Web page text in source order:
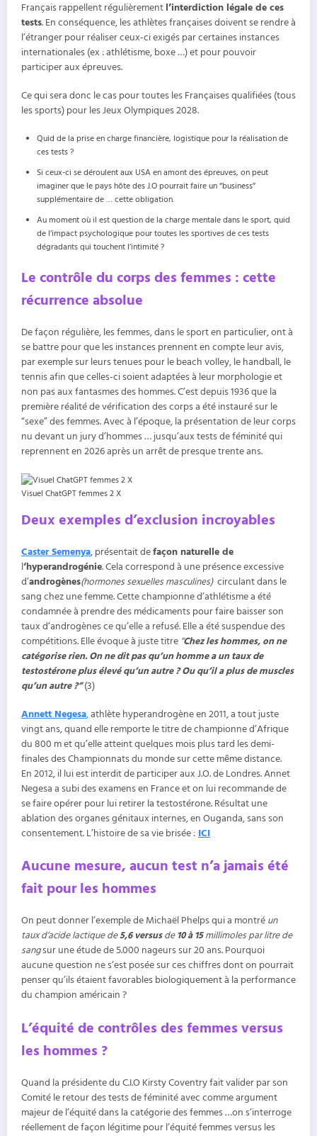
Français rappellent régulièrement l’interdiction légale de ces
tests. En conséquence, les athlètes françaises doivent se rendre à
l’étranger pour réaliser ceux-ci exigés par certaines instances
internationales (ex : athlétisme, boxe …) et pour pouvoir
participer aux épreuves.
Ce qui sera donc le cas pour toutes les Françaises qualifiées (tous
les sports) pour les Jeux Olympiques 2028.
Quid de la prise en charge financière, logistique pour la réalisation de
ces tests ?
Si ceux-ci se déroulent aux USA en amont des épreuves, on peut
imaginer que le pays hôte des J.O pourrait faire un “business”
supplémentaire de … cette obligation.
Au moment où il est question de la charge mentale dans le sport, quid
de l’impact psychologique pour toutes les sportives de ces tests
dégradants qui touchent l’intimité ?
Le contrôle du corps des femmes : cette
récurrence absolue
De façon régulière, les femmes, dans le sport en particulier, ont à
se battre pour que les instances prennent en compte leur avis,
par exemple sur leurs tenues pour le beach volley, le handball, le
tennis afin que celles-ci soient adaptées à leur morphologie et
non pas aux fantasmes des hommes. C’est depuis 1936 que la
première réalité de vérification des corps a été instauré sur le
“sexe” des femmes. Avec à l’époque, la présentation de leur corps
nu devant un jury d’hommes … jusqu’aux tests de féminité qui
reprennent en 2026 après un arrêt de presque trente ans.
Visuel ChatGPT femmes 2 X
Deux exemples d’exclusion incroyables
Caster Semenya, présentait defaçon naturelle de
l‘hyperandrogénie. Cela correspond à une présence excessive
d’androgènes(hormones sexuelles masculines)circulant dans le
sang chez une femme. Cette championne d’athlétisme a été
condamnée à prendre des médicaments pour faire baisser son
taux d’androgènes ce qu’elle a refusé. Elle a été suspendue des
compétitions. Elle évoque à juste titre “Chez les hommes, on ne
catégorise rien. On ne dit pas qu’un homme a un taux de
testostérone plus élevé qu’un autre ? Ou qu’il a plus de muscles
qu’un autre ?”(3)
Annett Negesa,athlète hyperandrogène en 2011, a tout juste
vingt ans, quand elle remporte le titre de championne d’Afrique
du 800 m et qu’elle atteint quelques mois plus tard les demi-
finales des Championnats du monde sur cette même distance.
En 2012, il lui est interdit de participer aux J.O. de Londres. Annet
Negesa a subi des examens en France et on lui recommande de
se faire opérer pour lui retirer la testostérone. Résultat une
ablation des organes génitaux internes, en Ouganda, sans son
consentement. L’histoire de sa vie brisée : ICI
Aucune mesure, aucun test n’a jamais été
fait pour les hommes
On peut donner l’exemple de Michaël Phelps qui a montré un
taux d’acide lactique de5,6 versusde10 à 15millimoles par litre de
sangsur une étude de 5.000 nageurs sur 20 ans. Pourquoi
aucune question ne s’est posée sur ces chiffres dont on pourrait
penser qu’ils étaient favorables biologiquement à la performance
du champion américain ?
L’équité de contrôles des femmes versus
les hommes ?
Quand la présidente du C.I.O Kirsty Coventry fait valider par son
Comité le retour des tests de féminité avec comme argument
majeur de l’équité dans la catégorie des femmes …on s’interroge
réellement de façon légitime pour l’équité femmes versus les